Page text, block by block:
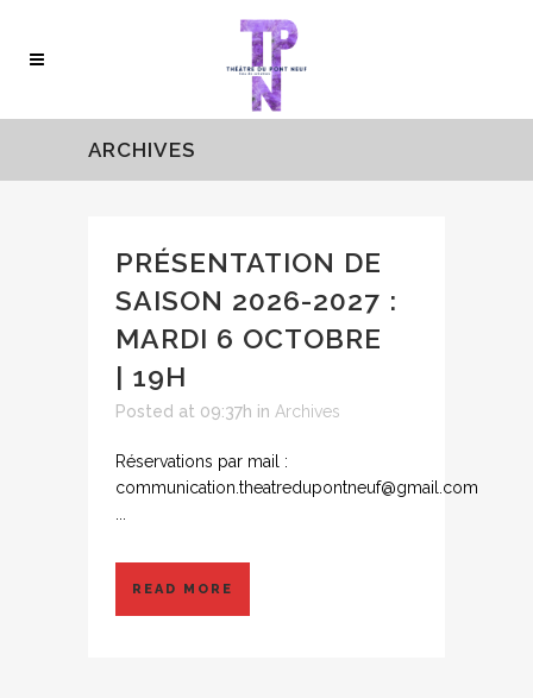
ARCHIVES
PRÉSENTATION DE
SAISON 2026-2027 :
MARDI 6 OCTOBRE
| 19H
Posted at 09:37h in Archives
Réservations par mail :
communication.theatredupontneuf@gmail.com
READ MORE